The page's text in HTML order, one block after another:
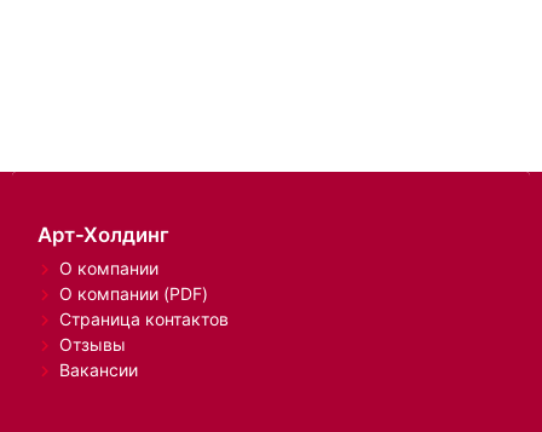
Арт-Холдинг
О компании
О компании (PDF)
Страница контактов
Отзывы
Вакансии